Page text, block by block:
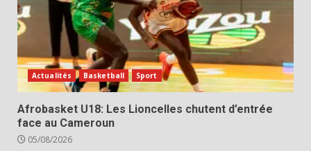
Actualités Basketball Sport
Afrobasket U18: Les Lioncelles chutent d’entrée
face au Cameroun
05/08/2026